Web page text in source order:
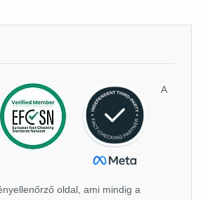
A
oldal, ami mindig a